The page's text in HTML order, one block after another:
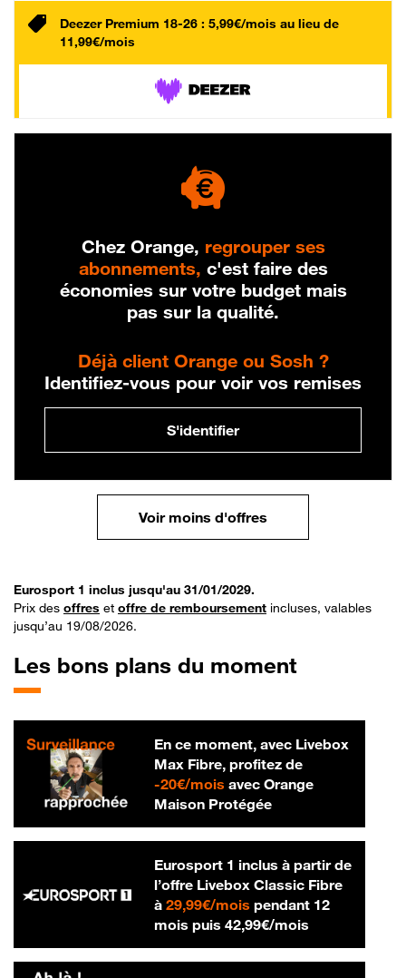
Deezer Premium 18-26 : 5,99€/mois au lieu de
11,99€/mois
Chez Orange, regrouper ses
abonnements, c'est faire des
économies sur votre budget mais
pas sur la qualité.
Déjà client Orange ou Sosh ?
Identifiez-vous pour voir vos remises
S'identifier
Voir moins d'offres
Eurosport 1 inclus jusqu'au 31/01/2029.
Prix des offres et offre de remboursement incluses, valables
jusqu’au 19/08/2026.
Les bons plans du moment
En ce moment, avec Livebox
Max Fibre, profitez de
-20€/mois20 € par mois
avec Orange
Maison Protégée
Eurosport 1 inclus à partir de
l’offre Livebox Classic Fibre
à 29,99€/mois29,99 € par mois
pendant 12
mois puis 42,99€/mois42,99 € par